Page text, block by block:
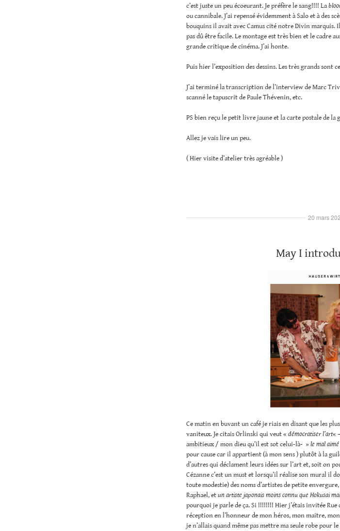
c’est juste un peu écoeurant. Je préfère le sang!!!! La
ou cannibale. J’ai repensé évidemment à Salo et à des
bouquins il avait avec Camus cité notre Divin marquis.
pas dû être facile. Le montage est très bien et le cadre
grande critique de cinéma. J’ai honte.
Puis hier l’exposition des dessins. Les très grands sont
J’ai terminé la transcription de l’interview de Marc
scanné le tapuscrit de Paule Thévenin, etc.
PS bien reçu le petit livre jaune et la carte postale de la
Allez je vais lire un peu.
( Hier visite d’atelier très agréable )
May I
Ce matin en buvant un café je riais en disant que les
vaniteux. Je citais Orlinski qui veut « démocratiser l’art«
ambitieux / mon dieu qu’il est sot celui-là- » le mal
pour cause car il appartient (à mon sens ) plutôt à la
d’autres qui déclament leurs idées sur l’art et, soit on
Cézanne c’est un must et lorsqu’il réalise son mural il
toute modestie) des noms d’artistes de petite
Raphael, etun artiste japonais moins connu que Hokusai
pourquoi je parle de ça. Si !!!!!!!! Hier j’étais invitée
réception en l’honneur de mon héros, mon maitre,
je n’allais quand même pas mettre ma seule robe pour
20 mars